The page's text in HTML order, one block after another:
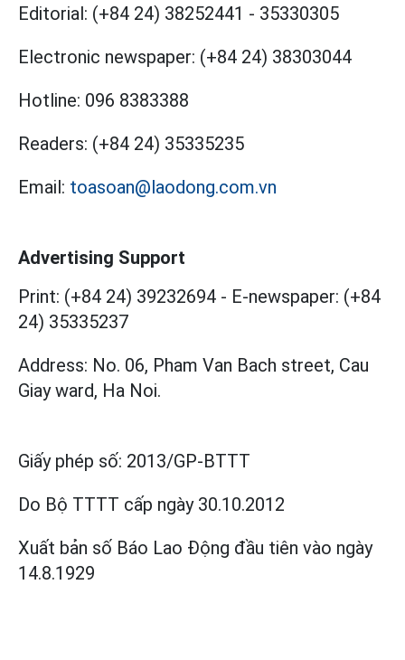
Editorial: (+84 24) 38252441 - 35330305
Electronic newspaper: (+84 24) 38303044
Hotline: 096 8383388
Readers: (+84 24) 35335235
Email: toasoan@laodong.com.vn
Advertising Support
Print: (+84 24) 39232694 - E-newspaper: (+84
24) 35335237
Address: No. 06, Pham Van Bach street, Cau
Giay ward, Ha Noi.
Giấy phép số: 2013/GP-BTTT
Do Bộ TTTT cấp ngày 30.10.2012
Xuất bản số Báo Lao Động đầu tiên vào ngày
14.8.1929